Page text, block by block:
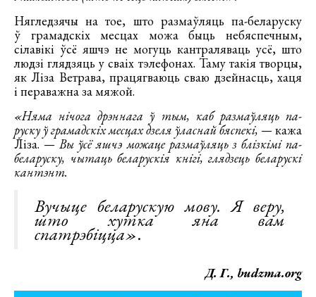
Нягледзячы на тое, што размаўляць па-беларуску
ў грамадскіх месцах можа быць небяспечным,
сілавікі ўсё яшчэ не могуць кантраляваць усё, што
людзі глядзяць у сваіх тэлефонах. Таму такія творцы,
як Ліза Ветрава, працягваюць сваю дзейнасць, хаця
і пераважна за мяжой.
«Няма нічога дрэннага ў тым, каб размаўляць па-
руску ў грамадскіх месцах дзеля ўласнай бяспекі, —кажа
Ліза.— Вы ўсё яшчэ можаце размаўляць з блізкімі па-
беларуску, чытаць беларускія кнігі, глядзець беларускі
кантэнт.
Вучыце беларускую мову. Я веру,
што хутка яна вам
спатрэбіцца».
Д. Г., budzma.org